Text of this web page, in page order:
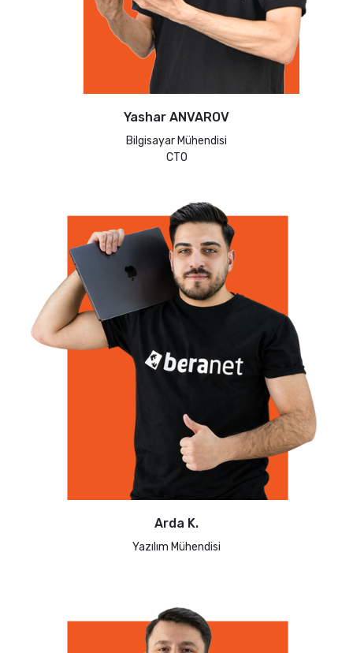
Yashar ANVAROV
Bilgisayar Mühendisi
CTO
Arda K.
Yazılım Mühendisi